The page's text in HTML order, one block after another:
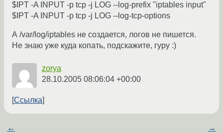
$IPT -A INPUT -p tcp -j LOG --log-prefix "iptables input"
$IPT -A INPUT -p tcp -j LOG --log-tcp-options
А /var/log/iptables не создается, логов не пишется.
Не знаю уже куда копать, подскажите, гуру :)
zorya
28.10.2005 08:06:04 +00:00
Ссылка
← →